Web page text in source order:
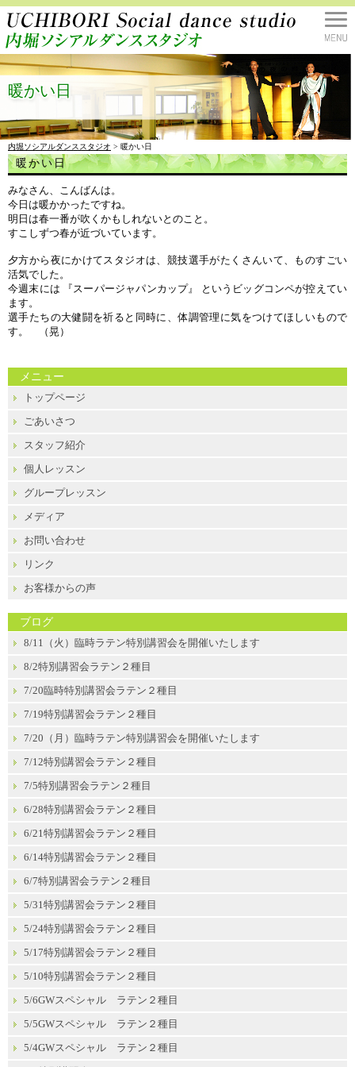
暖かい日
内堀ソシアルダンススタジオ > 暖かい日
暖かい日
みなさん、こんばんは。
今日は暖かかったですね。
明日は春一番が吹くかもしれないとのこと。
すこしずつ春が近づいています。
夕方から夜にかけてスタジオは、競技選手がたくさんいて、ものすごい
活気でした。
今週末には 『スーパージャパンカップ』 というビッグコンペが控えてい
ます。
選手たちの大健闘を祈ると同時に、体調管理に気をつけてほしいもので
す。 （晃）
メニュー
トップページ
ごあいさつ
スタッフ紹介
個人レッスン
グループレッスン
メディア
お問い合わせ
リンク
お客様からの声
ブログ
8/11（火）臨時ラテン特別講習会を開催いたします
8/2特別講習会ラテン２種目
7/20臨時特別講習会ラテン２種目
7/19特別講習会ラテン２種目
7/20（月）臨時ラテン特別講習会を開催いたします
7/12特別講習会ラテン２種目
7/5特別講習会ラテン２種目
6/28特別講習会ラテン２種目
6/21特別講習会ラテン２種目
6/14特別講習会ラテン２種目
6/7特別講習会ラテン２種目
5/31特別講習会ラテン２種目
5/24特別講習会ラテン２種目
5/17特別講習会ラテン２種目
5/10特別講習会ラテン２種目
5/6GWスペシャル ラテン２種目
5/5GWスペシャル ラテン２種目
5/4GWスペシャル ラテン２種目